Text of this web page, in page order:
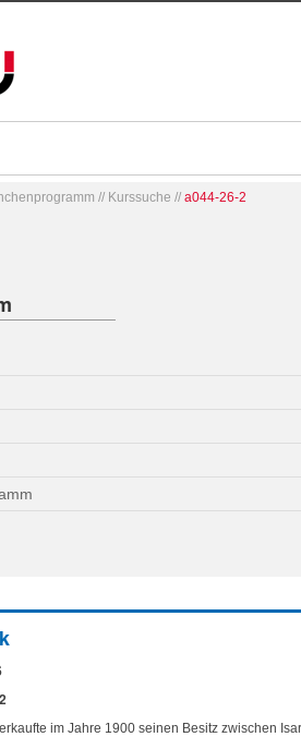
// Kurssuche // a044-26-2
im Jahre 1900 seinen Besitz zwischen